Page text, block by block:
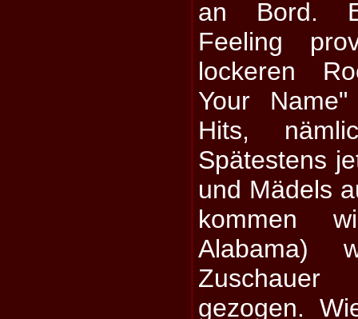
an Bord.
Feeling
lockeren
Your
Hits,
Spätestens
und Mädels
kommen
Alabama)
gezogen.